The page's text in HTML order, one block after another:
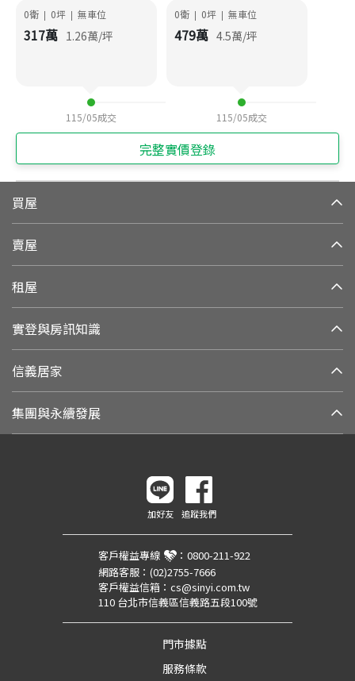
0衛 | 0坪 | 無車位
317萬 1.26萬/坪
115/05成交
0衛 | 0坪 | 無車位
479萬 4.5萬/坪
115/05成交
完整實價登錄
買屋
賣屋
租屋
實登與房訊知識
信義居家
集團與永續發展
加好友 追蹤我們
客戶權益專線 ： 0800-211-922
網路客服： (02)2755-7666
客戶權益信箱： cs@sinyi.com.tw
110 台北市信義區信義路五段100號
門市據點
服務條款